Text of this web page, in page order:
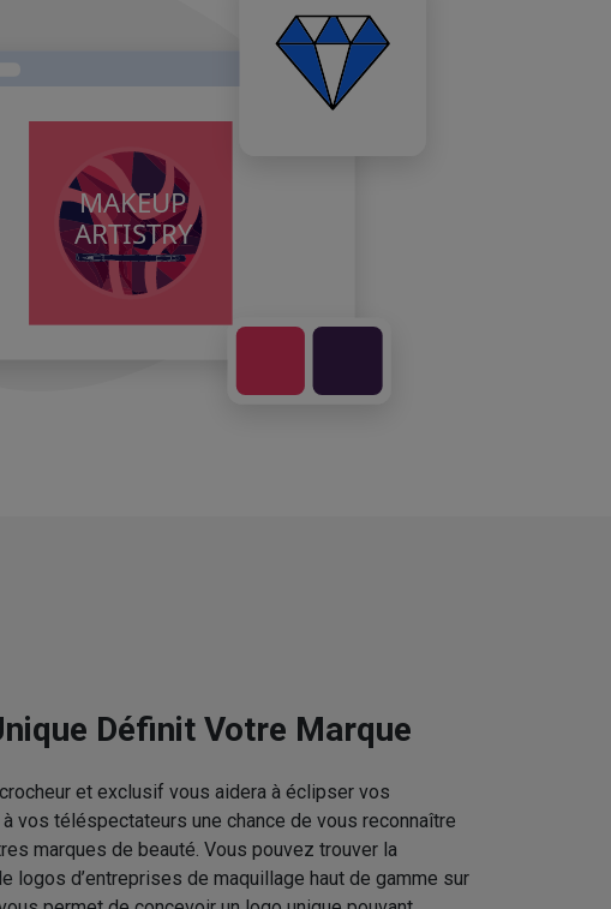
Définit Votre Marque
et exclusif vous aidera à éclipser vos
vos téléspectateurs une chance de vous reconnaître
marques de beauté. Vous pouvez trouver la
logos d’entreprises de maquillage haut de gamme sur